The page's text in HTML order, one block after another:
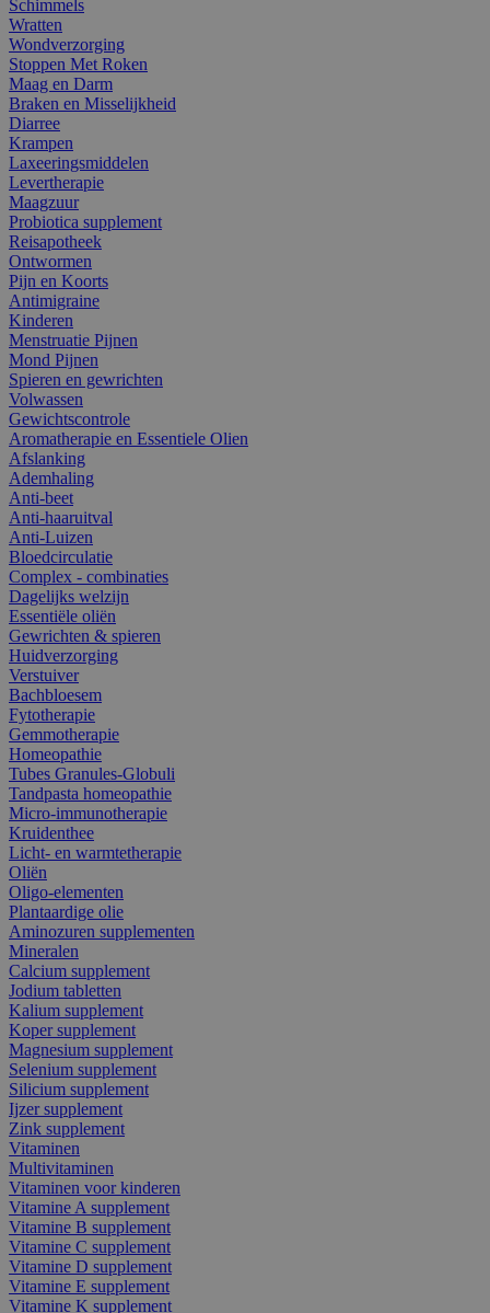
Schimmels
Wratten
Wondverzorging
Stoppen Met Roken
Maag en Darm
Braken en Misselijkheid
Diarree
Krampen
Laxeeringsmiddelen
Levertherapie
Maagzuur
Probiotica supplement
Reisapotheek
Ontwormen
Pijn en Koorts
Antimigraine
Kinderen
Menstruatie Pijnen
Mond Pijnen
Spieren en gewrichten
Volwassen
Gewichtscontrole
Aromatherapie en Essentiele Olien
Afslanking
Ademhaling
Anti-beet
Anti-haaruitval
Anti-Luizen
Bloedcirculatie
Complex - combinaties
Dagelijks welzijn
Essentiële oliën
Gewrichten & spieren
Huidverzorging
Verstuiver
Bachbloesem
Fytotherapie
Gemmotherapie
Homeopathie
Tubes Granules-Globuli
Tandpasta homeopathie
Micro-immunotherapie
Kruidenthee
Licht- en warmtetherapie
Oliën
Oligo-elementen
Plantaardige olie
Aminozuren supplementen
Mineralen
Calcium supplement
Jodium tabletten
Kalium supplement
Koper supplement
Magnesium supplement
Selenium supplement
Silicium supplement
Ijzer supplement
Zink supplement
Vitaminen
Multivitaminen
Vitaminen voor kinderen
Vitamine A supplement
Vitamine B supplement
Vitamine C supplement
Vitamine D supplement
Vitamine E supplement
Vitamine K supplement